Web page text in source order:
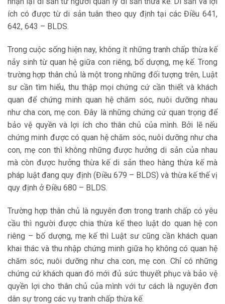
ích có được từ di sản tuân theo quy định tại các Điều 641,
642, 643 – BLDS.
Trong cuộc sống hiện nay, không ít những tranh chấp thừa kế
nảy sinh từ quan hệ giữa con riêng, bố dượng, mẹ kế. Trong
trường hợp thân chủ là một trong những đối tượng trên, Luật
sư cần tìm hiểu, thu thập mọi chứng cứ cần thiết và khách
quan để chứng minh quan hệ chăm sóc, nuôi dưỡng nhau
như cha con, mẹ con. Đây là những chứng cứ quan trọng để
bảo vệ quyền và lợi ích cho thân chủ của mình. Bởi lẽ nếu
chứng minh được có quan hệ chăm sóc, nuôi dưỡng như cha
con, mẹ con thì không những được hưởng di sản của nhau
mà còn được hưởng thừa kế di sản theo hàng thừa kế mà
pháp luật đang quy định (Điều 679 – BLDS) và thừa kế thế vị
quy định ở Điều 680 – BLDS.
Trường hợp thân chủ là nguyên đơn trong tranh chấp có yêu
cầu thì người được chia thừa kế theo luật do quan hệ con
riêng – bố dượng, mẹ kế thì Luật sư cũng cần khách quan
khai thác và thu nhập chứng minh giữa họ không có quan hệ
chăm sóc, nuôi dưỡng như cha con, mẹ con. Chỉ có những
chứng cứ khách quan đó mới đủ sức thuyết phục và bảo vệ
quyền lợi cho thân chủ của mình với tư cách là nguyên đơn
dân sự trong các vụ tranh chấp thừa kế.